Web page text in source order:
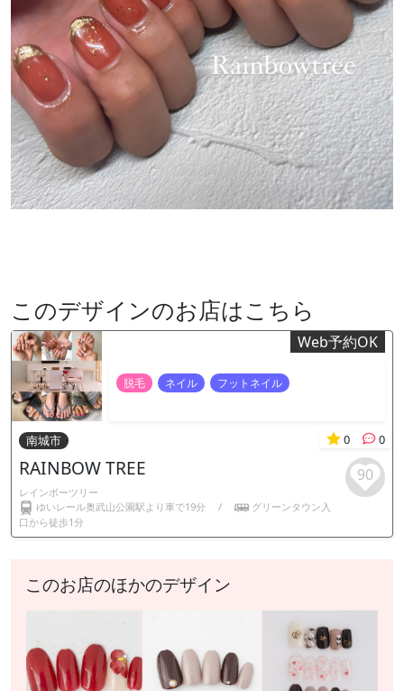
このデザインのお店はこちら
Web予約OK
脱毛 ネイル フットネイル
南城市 0 0
RAINBOW TREE
レインボーツリー
ゆいレール奥武山公園駅より車で19分
/
グリーンタウン入
口から徒歩1分
90
このお店のほかのデザイン